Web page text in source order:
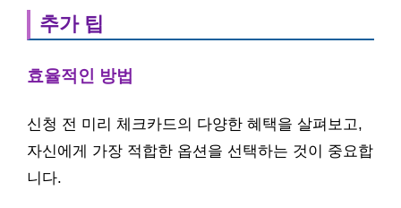
추가 팁
효율적인 방법
신청 전 미리 체크카드의 다양한 혜택을 살펴보고,
자신에게 가장 적합한 옵션을 선택하는 것이 중요합
니다.